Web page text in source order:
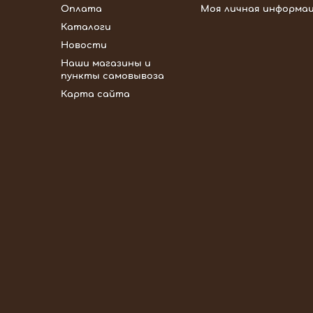
Оплата
Каталоги
Новости
Наши магазины и
пункты самовывоза
Карта сайта
Моя личная